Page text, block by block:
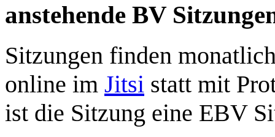
anstehende BV
Sitzungen finden
online im Jitsi statt mit
ist die Sitzung eine EBV